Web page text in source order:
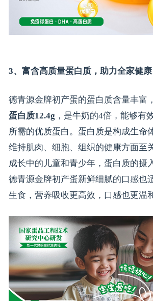
3、富含高质量蛋白质，助力全家健康
德青源金牌初产蛋的蛋白质含量丰富，
蛋白质12.4g ，是牛奶的4倍，能够有
所需的优质蛋白。蛋白质是构成生命
维持肌肉、细胞、组织的健康方面至
成长中的儿童和青少年，蛋白质的摄
德青源金牌初产蛋新鲜细腻的口感也
生食，营养吸收更高效，口感也更温